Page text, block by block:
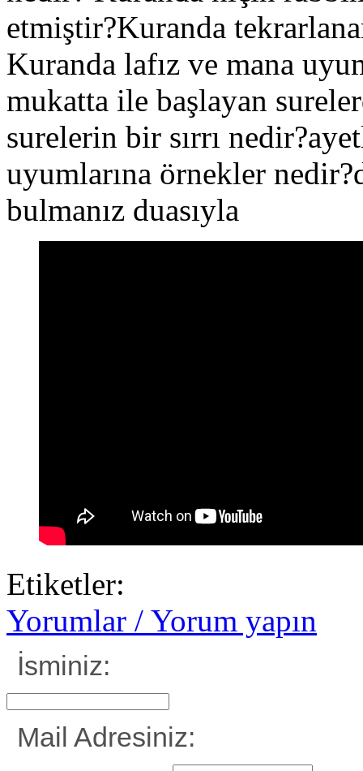
etmiştir?Kuranda
Kuranda lafız ve mana
mukatta ile başlayan
surelerin bir sırrı
uyumlarına örnekler
bulmanız duasıyla
Etiketler:
Yorumlar / Yorum yapın
İsminiz:
Mail Adresiniz: